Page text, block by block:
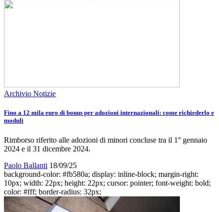
Archivio Notizie
Fino a 12 mila euro di bonus per adozioni internazionali: come richiederlo e
moduli
Rimborso riferito alle adozioni di minori concluse tra il 1° gennaio
2024 e il 31 dicembre 2024.
Paolo Ballanti 18/09/25
background-color: #fb580a; display: inline-block; margin-right:
10px; width: 22px; height: 22px; cursor: pointer; font-weight: bold;
color: #fff; border-radius: 32px;